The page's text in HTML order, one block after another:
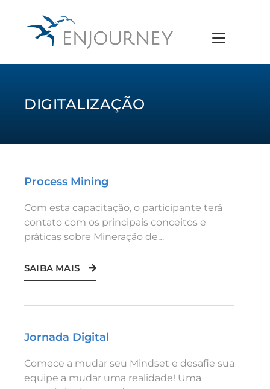
DIGITALIZAÇÃO
Process Mining
Com esta capacitação, o participante terá
contato com os principais conceitos e
práticas sobre Mineração de…
SAIBA MAIS
Jornada Digital
Comece a mudar seu Mindset e desafie sua
equipe a mudar uma realidade! Uma